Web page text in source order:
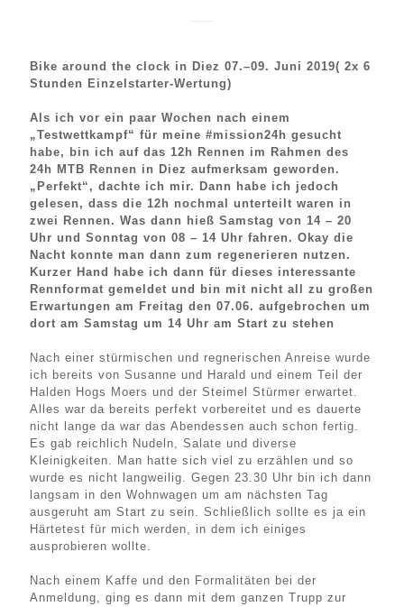
Bike around the clock in Diez 07.–09. Juni 2019( 2x 6
Stunden Einzelstarter-Wertung)
Als ich vor ein paar Wochen nach einem
„Testwettkampf“ für meine #mission24h gesucht
habe, bin ich auf das 12h Rennen im Rahmen des
24h MTB Rennen in Diez aufmerksam geworden.
„Perfekt“, dachte ich mir. Dann habe ich jedoch
gelesen, dass die 12h nochmal unterteilt waren in
zwei Rennen. Was dann hieß Samstag von 14 – 20
Uhr und Sonntag von 08 – 14 Uhr fahren. Okay die
Nacht konnte man dann zum regenerieren nutzen.
Kurzer Hand habe ich dann für dieses interessante
Rennformat gemeldet und bin mit nicht all zu großen
Erwartungen am Freitag den 07.06. aufgebrochen um
dort am Samstag um 14 Uhr am Start zu stehen
Nach einer stürmischen und regnerischen Anreise wurde
ich bereits von Susanne und Harald und einem Teil der
Halden Hogs Moers und der Steimel Stürmer erwartet.
Alles war da bereits perfekt vorbereitet und es dauerte
nicht lange da war das Abendessen auch schon fertig.
Es gab reichlich Nudeln, Salate und diverse
Kleinigkeiten. Man hatte sich viel zu erzählen und so
wurde es nicht langweilig. Gegen 23.30 Uhr bin ich dann
langsam in den Wohnwagen um am nächsten Tag
ausgeruht am Start zu sein. Schließlich sollte es ja ein
Härtetest für mich werden, in dem ich einiges
ausprobieren wollte.
Nach einem Kaffe und den Formalitäten bei der
Anmeldung, ging es dann mit dem ganzen Trupp zur